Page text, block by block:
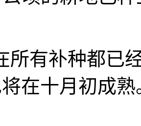
有补种都已经
在十月初成